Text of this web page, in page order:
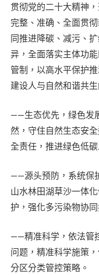
贯彻党的二十大精神
完整、准确、全面贯
同推进降碳、减污、
异，全面落实主体功
管制，以高水平保护
建设人与自然和谐共
——生态优先，绿色发
然，守住自然生态安
全责任，推进绿色低碳
——源头预防，系统保
山水林田湖草沙一体
护，强化多污染物协
——精准科学，依法管
问题，精准科学施策
分区分类管控策略。